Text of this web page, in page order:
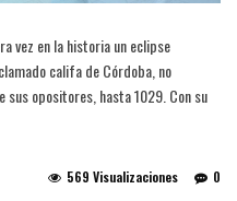
vez en la historia un eclipse
califa de Córdoba, no
sus opositores, hasta 1029. Con su
0
569 Visualizaciones